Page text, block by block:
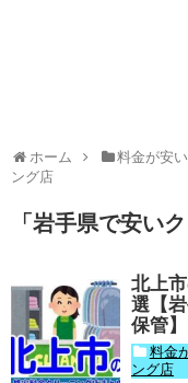
ホーム 料金が安
ング店
「 岩手県で安い
北上
選【
保管】
料金
ング店